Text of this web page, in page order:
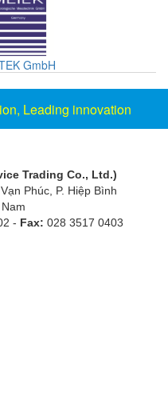
Leading innovation
Trading Co., Ltd.)
Phúc, P. Hiệp Bình
Nam
- Fax: 028 3517 0403